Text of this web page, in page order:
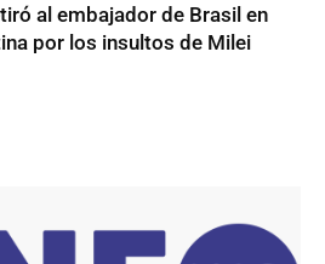
al embajador de Brasil en
por los insultos de Milei